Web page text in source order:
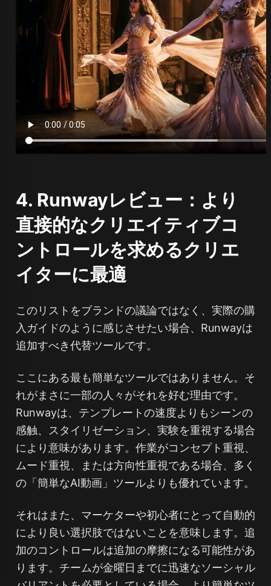
4. Runwayレビュー：より
直接的なクリエイティブコ
ントロールを求めるクリエ
イターに最適
このリストをブランドの議論ではなく、実際の購
入ガイドのように感じさせたい場合、Runwayは
追加すべき代替ツールです。
ここにある最も簡単なツールではありません。そ
れがまさに一部の人々がそれを好む理由です。
Runwayは、テンプレートの速度よりもシーンの
感触、スタイリゼーション、実験を重視する場合
により意味があります。作業がコンセプト重視、
ムード重視、または方向性重視である場合、多く
の「簡単なAI動画」ツールよりも優れています。
それはまた、マーケターや初心者にとって自動的
により良い選択肢ではないことを意味します。追
加のコントロールは追加の摩擦になる可能性があ
ります。チームが金曜日までに迅速なソーシャル